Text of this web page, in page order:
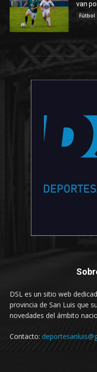
van
Fútbol
DSL es un sitio web
provincia de San Luis que
novedades del ámbito
Contacto: